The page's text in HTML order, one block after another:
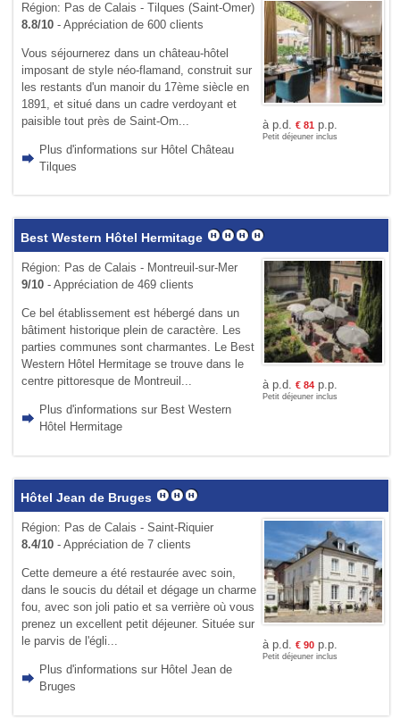
Région: Pas de Calais - Tilques (Saint-Omer)
8.8/10- Appréciation de 600 clients
Vous séjournerez dans un château-hôtel
imposant de style néo-flamand, construit sur
les restants d'un manoir du 17ème siècle en
1891, et situé dans un cadre verdoyant et
paisible tout près de Saint-Om...
Plus d'informations sur Hôtel Château
Tilques
à p.d. € 81 p.p.
Petit déjeuner inclus
Best Western Hôtel Hermitage
Région: Pas de Calais - Montreuil-sur-Mer
9/10- Appréciation de 469 clients
Ce bel établissement est hébergé dans un
bâtiment historique plein de caractère. Les
parties communes sont charmantes. Le Best
Western Hôtel Hermitage se trouve dans le
centre pittoresque de Montreuil...
Plus d'informations sur Best Western
Hôtel Hermitage
à p.d. € 84p.p.
Petit déjeuner inclus
Hôtel Jean de Bruges
Région: Pas de Calais - Saint-Riquier
8.4/10- Appréciation de 7 clients
Cette demeure a été restaurée avec soin,
dans le soucis du détail et dégage un charme
fou, avec son joli patio et sa verrière où vous
prenez un excellent petit déjeuner. Située sur
le parvis de l'égli...
Plus d'informations sur Hôtel Jean de
Bruges
à p.d. € 90p.p.
Petit déjeuner inclus